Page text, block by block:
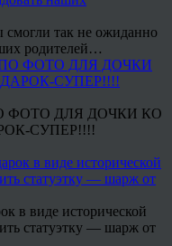
смогли так не ожиданно
родителей…
ФОТО ДЛЯ ДОЧКИ КО
СУПЕР!!!!
в виде исторической
статуэтку — шарж от